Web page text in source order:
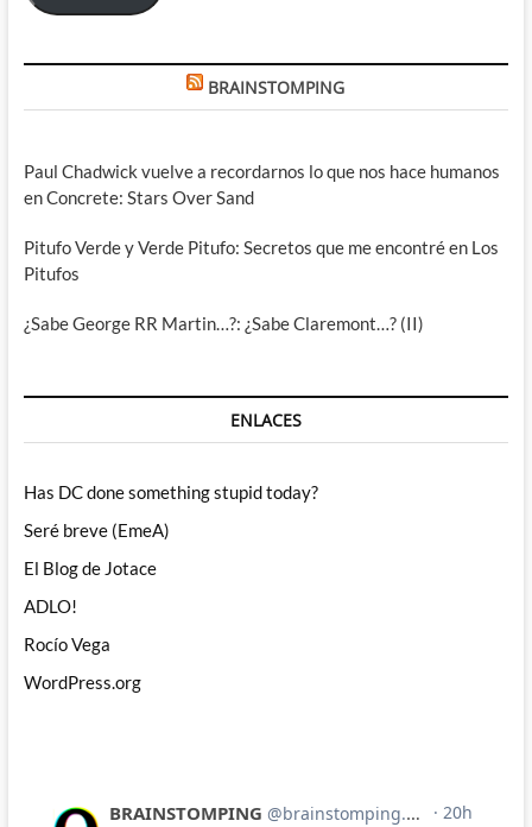
BRAINSTOMPING
Paul Chadwick vuelve a recordarnos lo que nos hace humanos
en Concrete: Stars Over Sand
Pitufo Verde y Verde Pitufo: Secretos que me encontré en Los
Pitufos
¿Sabe George RR Martin…?: ¿Sabe Claremont…? (II)
ENLACES
Has DC done something stupid today?
Seré breve (EmeA)
El Blog de Jotace
ADLO!
Rocío Vega
WordPress.org